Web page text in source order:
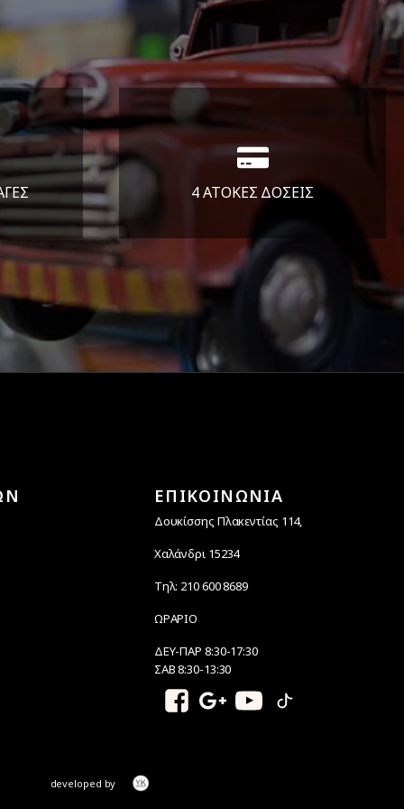
4 ΑΤΟΚΕΣ ΔΟΣΕΙΣ
Υποστηρίζουμε μέχρι και 4
άτοκες δόσεις
ΕΠΙΚΟΙΝΩΝΙΑ
Δουκίσσης Πλακεντίας 114,
Χαλάνδρι 15234
Τηλ: 210 600 8689
ΩΡΑΡΙΟ
ΔΕΥ-ΠΑΡ 8:30-17:30
ΣΑΒ 8:30-13:30
developed by